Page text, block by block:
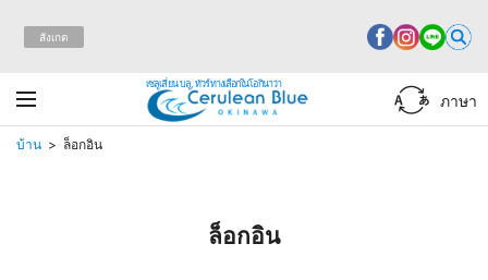
สังเกต
เซลูเลี่ยน บลู, ทัวร์ทางเลือกในโอกินาว่า
ภาษา
บ้าน ล็อกอิน
ล็อกอิน